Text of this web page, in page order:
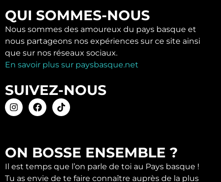
QUI SOMMES-NOUS
Nous sommes des amoureux du pays basque et
nous partageons nos expériences sur ce site ainsi
que sur nos réseaux sociaux.
En savoir plus sur paysbasque.net
SUIVEZ-NOUS
ON BOSSE ENSEMBLE ?
Il est temps que l’on parle de toi au Pays basque !
Tu as envie de te faire connaître auprès de la plus